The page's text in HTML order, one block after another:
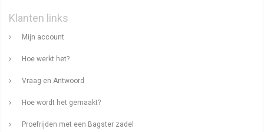
Klanten links
Mijn account
Hoe werkt het?
Vraag en Antwoord
Hoe wordt het gemaakt?
Proefrijden met een Bagster zadel